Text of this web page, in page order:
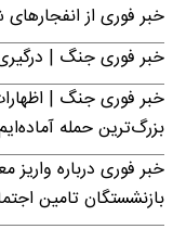
خبر فوری از انفجارهای شدید
خبر فوری جنگ |
خبر فوری جنگ |
بزرگ‌ترین حمله
خبر فوری درباره
بازنشستگان تامین